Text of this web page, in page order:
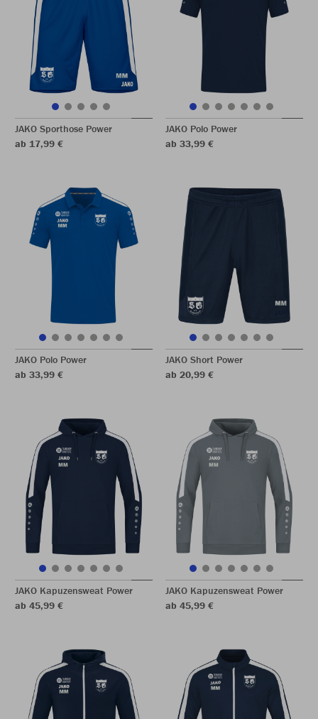
JAKO Sporthose Power
ab 17,99 €
JAKO Polo Power
ab 33,99 €
JAKO Polo Power
ab 33,99 €
JAKO Short Power
ab 20,99 €
JAKO Kapuzensweat Power
ab 45,99 €
JAKO Kapuzensweat Power
ab 45,99 €